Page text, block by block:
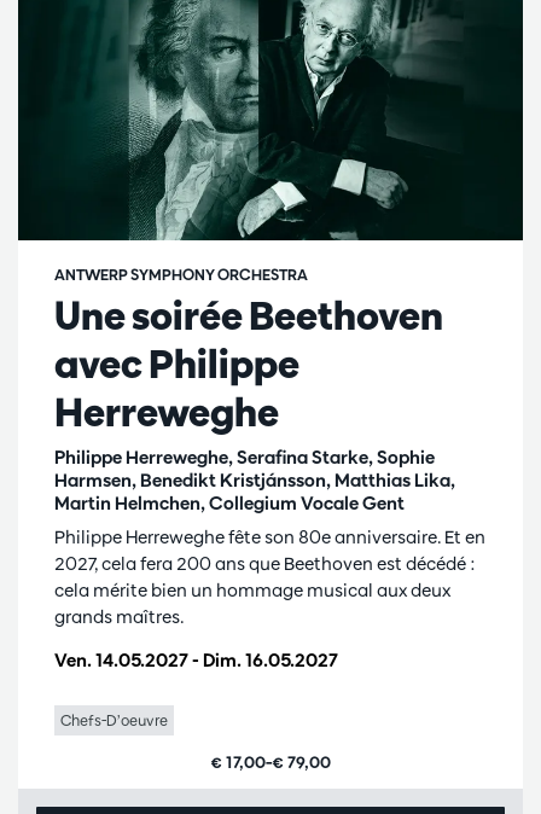
Une soirée Beethoven
avec Philippe
Herreweghe
Philippe Herreweghe, Serafina Starke, Sophie
Harmsen, Benedikt Kristjánsson, Matthias Lika,
Martin Helmchen, Collegium Vocale Gent
ANTWERP SYMPHONY ORCHESTRA
Ven. 14.05.2027- Dim. 16.05.2027
Philippe Herreweghe fête son 80e anniversaire. Et en
2027, cela fera 200 ans que Beethoven est décédé :
cela mérite bien un hommage musical aux deux
grands maîtres.
Chefs-D’oeuvre
€ 17,00–€ 79,00